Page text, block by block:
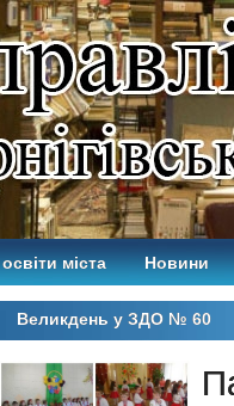
міста Новини
Великдень у ЗДО № 60